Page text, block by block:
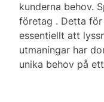
kunderna behov.
företag . Detta
essentiellt att
utmaningar har
unika behov på